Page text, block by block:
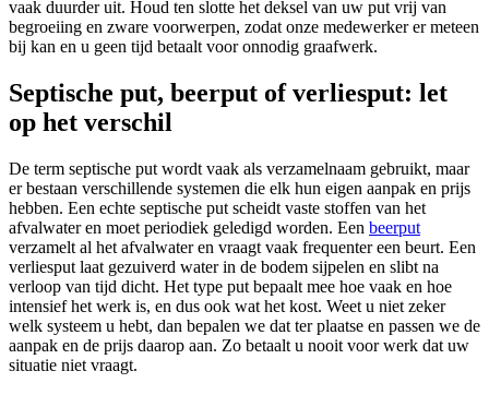
vaak duurder uit. Houd ten slotte het deksel van uw put vrij van
begroeiing en zware voorwerpen, zodat onze medewerker er meteen
bij kan en u geen tijd betaalt voor onnodig graafwerk.
Septische put, beerput of verliesput: let
op het verschil
De term septische put wordt vaak als verzamelnaam gebruikt, maar
er bestaan verschillende systemen die elk hun eigen aanpak en prijs
hebben. Een echte septische put scheidt vaste stoffen van het
afvalwater en moet periodiek geledigd worden. Een beerput
verzamelt al het afvalwater en vraagt vaak frequenter een beurt. Een
verliesput laat gezuiverd water in de bodem sijpelen en slibt na
verloop van tijd dicht. Het type put bepaalt mee hoe vaak en hoe
intensief het werk is, en dus ook wat het kost. Weet u niet zeker
welk systeem u hebt, dan bepalen we dat ter plaatse en passen we de
aanpak en de prijs daarop aan. Zo betaalt u nooit voor werk dat uw
situatie niet vraagt.